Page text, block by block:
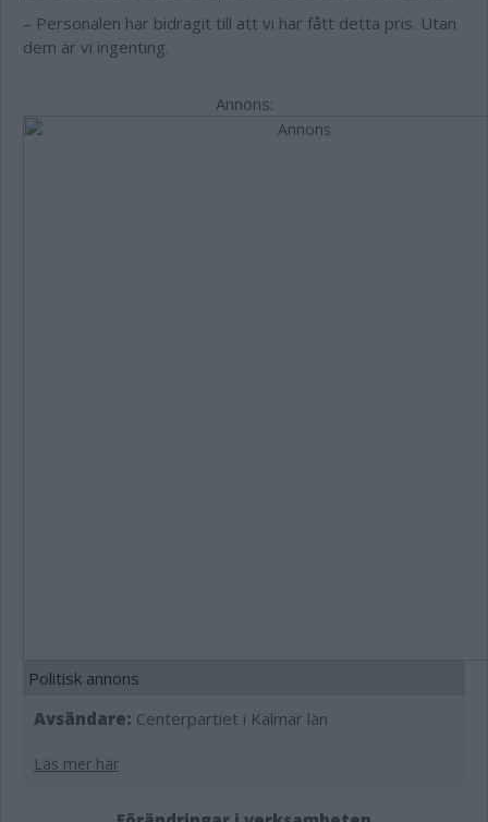
– Personalen har bidragit till att vi har fått detta pris. Utan
dem är vi ingenting.
Annons:
Politisk annons
Avsändare: Centerpartiet i Kalmar län
Läs mer här